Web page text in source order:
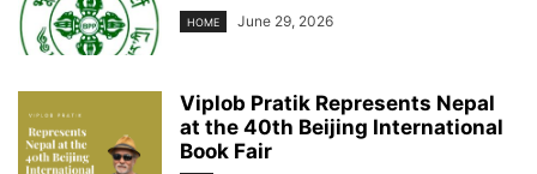
HOME June 29, 2026
Viplob Pratik Represents Nepal
at the 40th Beijing International
Book Fair